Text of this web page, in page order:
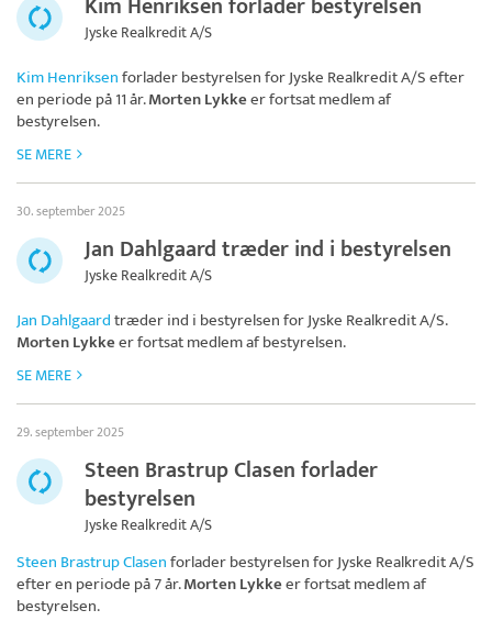
Jyske Realkredit A/S
Kim Henriksenforlader bestyrelsen forJyske Realkredit A/Sefter
en periode på 11 år.Morten Lykkeer fortsat medlem af
bestyrelsen.
SE MERE
30. september 2025
Jan Dahlgaard træder ind i bestyrelsen
Jyske Realkredit A/S
Jan Dahlgaardtræder ind i bestyrelsen forJyske Realkredit A/S.
Morten Lykkeer fortsat medlem af bestyrelsen.
SE MERE
29. september 2025
Steen Brastrup Clasen forlader
bestyrelsen
Jyske Realkredit A/S
Steen Brastrup Clasenforlader bestyrelsen forJyske Realkredit A/S
efter en periode på 7 år.Morten Lykkeer fortsat medlem af
bestyrelsen.